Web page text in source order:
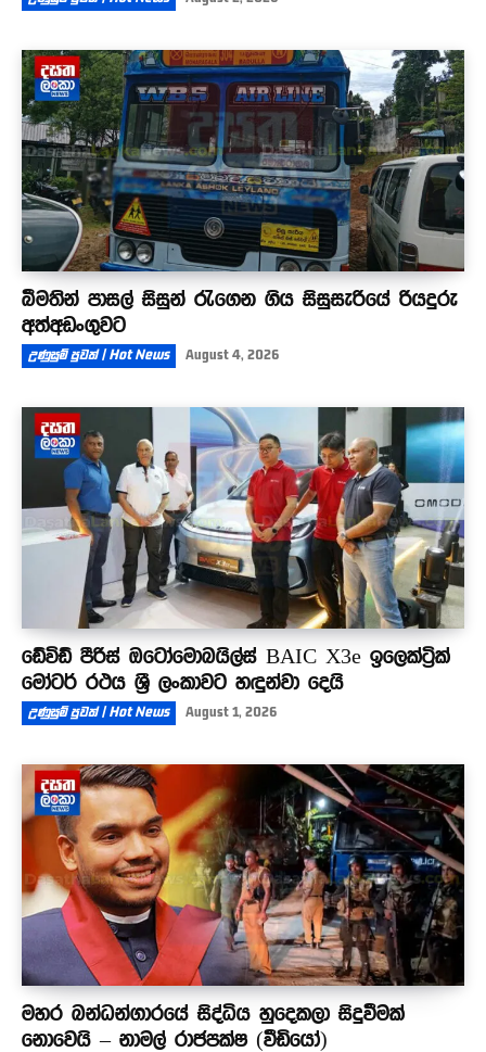
බීමතින් පාසල් සිසුන් රැගෙන ගිය සිසුසැරියේ රියදුරු
අත්අඩංගුවට
උණුසුම් පුවත් | Hot News August 4, 2026
ඩේවිඩ් පීරිස් ඔටෝමොබයිල්ස් BAIC X3e ඉලෙක්ට්‍රික්
මෝටර් රථය ශ්‍රී ලංකාවට හඳුන්වා දෙයි
උණුසුම් පුවත් | Hot News August 1, 2026
මහර බන්ධන්ගාරයේ සිද්ධිය හුදෙකලා සිදුවීමක්
නොවෙයි – නාමල් රාජපක්ෂ (වීඩියෝ)